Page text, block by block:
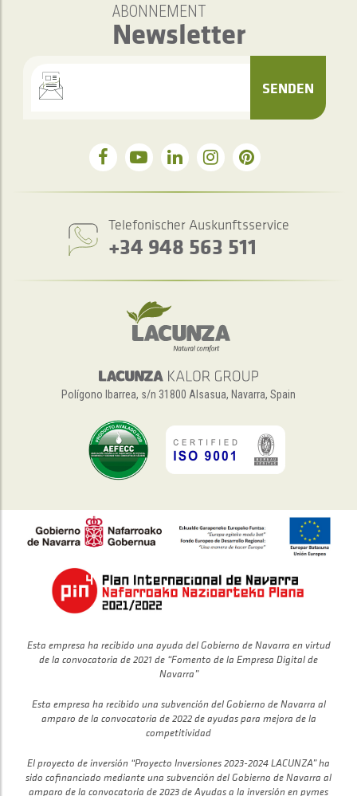
ABONNEMENT
Newsletter
SENDEN
Telefonischer Auskunftsservice
+34 948 563 511
Polígono Ibarrea, s/n 31800 Alsasua, Navarra, Spain
Esta empresa ha recibido una ayuda del Gobierno de Navarra en virtud
de la convocatoria de 2021 de “Fomento de la Empresa Digital de
Navarra”
Esta empresa ha recibido una subvención del Gobierno de Navarra al
amparo de la convocatoria de 2022 de ayudas para mejora de la
competitividad
El proyecto de inversión “Proyecto Inversiones 2023-2024 LACUNZA” ha
sido cofinanciado mediante una subvención del Gobierno de Navarra al
amparo de la convocatoria de 2023 de Ayudas a la inversión en pymes